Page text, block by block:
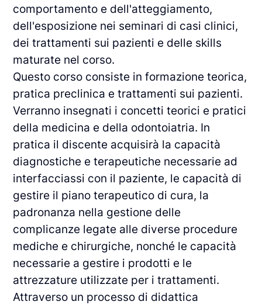
comportamento e dell'atteggiamento,
dell'esposizione nei seminari di casi clinici,
dei trattamenti sui pazienti e delle skills
maturate nel corso.
Questo corso consiste in formazione teorica,
pratica preclinica e trattamenti sui pazienti.
Verranno insegnati i concetti teorici e pratici
della medicina e della odontoiatria. In
pratica il discente acquisirà la capacità
diagnostiche e terapeutiche necessarie ad
interfacciassi con il paziente, le capacità di
gestire il piano terapeutico di cura, la
padronanza nella gestione delle
complicanze legate alle diverse procedure
mediche e chirurgiche, nonché le capacità
necessarie a gestire i prodotti e le
attrezzature utilizzate per i trattamenti.
Attraverso un processo di didattica